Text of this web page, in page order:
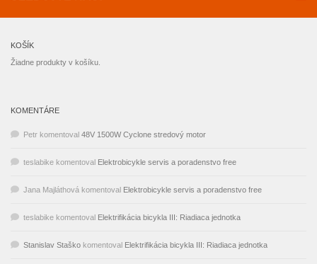
KOŠÍK
Žiadne produkty v košíku.
KOMENTÁRE
Petr komentoval 48V 1500W Cyclone stredový motor
teslabike komentoval Elektrobicykle servis a poradenstvo free
Jana Majláthová komentoval Elektrobicykle servis a poradenstvo free
teslabike komentoval Elektrifikácia bicykla III: Riadiaca jednotka
Stanislav Staško komentoval Elektrifikácia bicykla III: Riadiaca jednotka